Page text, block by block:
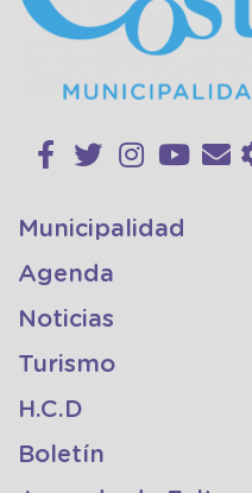
Municipalidad
Agenda
Noticias
Turismo
H.C.D
Boletín